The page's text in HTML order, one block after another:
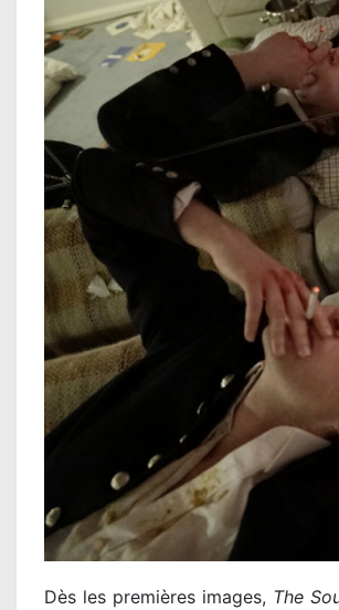
Dès les premières images, The